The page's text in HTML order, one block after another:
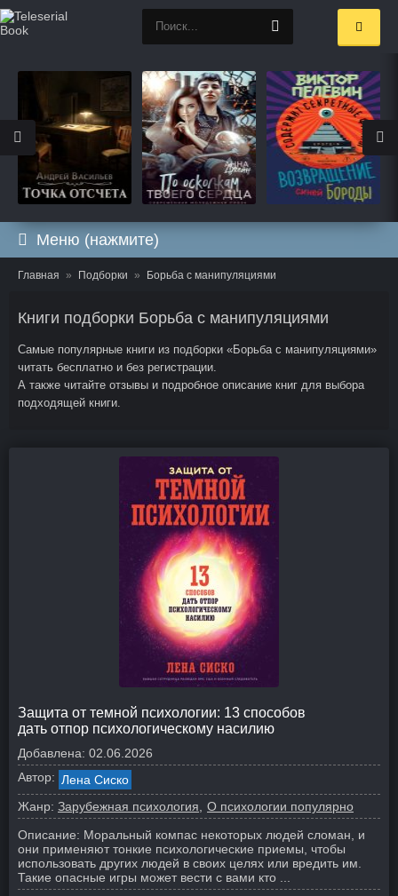
Меню (нажмите)
Главная Подборки Борьба с манипуляциями
Книги подборки Борьба с манипуляциями
Самые популярные книги из подборки «Борьба с манипуляциями»
читать бесплатно и без регистрации.
А также читайте отзывы и подробное описание книг для выбора
подходящей книги.
Защита от темной психологии: 13 способов
дать отпор психологическому насилию
Добавлена: 02.06.2026
Автор: Лена Сиско
Жанр: Зарубежная психология
О психологии популярно
Описание: Моральный компас некоторых людей сломан, и
они применяют тонкие психологические приемы, чтобы
использовать других людей в своих целях или вредить им.
Такие опасные игры может вести с вами кто ...